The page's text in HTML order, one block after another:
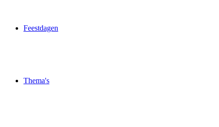
Feestdagen
Thema's